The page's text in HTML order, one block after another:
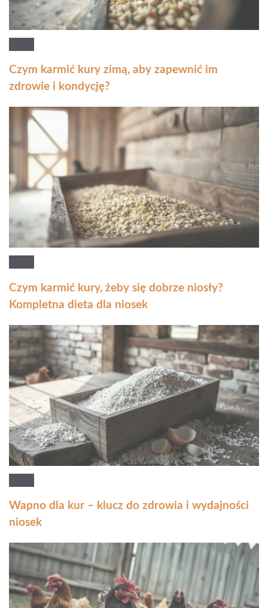
Czym karmić kury zimą, aby zapewnić im
zdrowie i kondycję?
Czym karmić kury, żeby się dobrze niosły?
Kompletna dieta dla niosek
Wapno dla kur – klucz do zdrowia i wydajności
niosek